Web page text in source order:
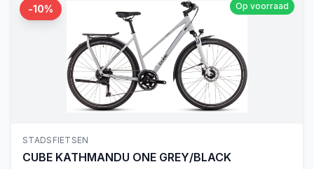
-10% Op voorraad
STADSFIETSEN
CUBE KATHMANDU ONE GREY/BLACK